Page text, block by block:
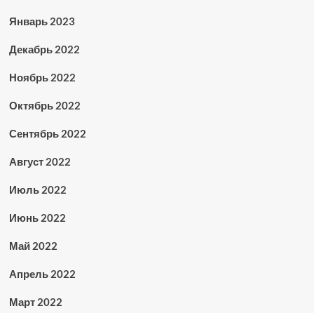
Январь 2023
Декабрь 2022
Ноябрь 2022
Октябрь 2022
Сентябрь 2022
Август 2022
Июль 2022
Июнь 2022
Май 2022
Апрель 2022
Март 2022